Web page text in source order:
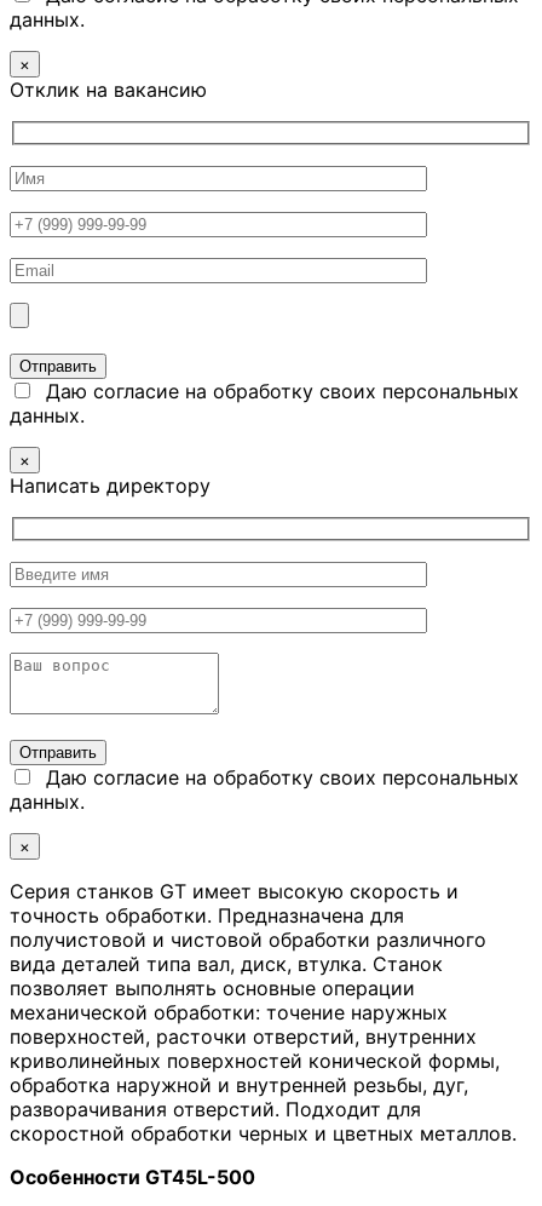
данных.
×
Отклик на вакансию
Даю согласие на обработку своих персональных
данных.
×
Написать директору
Даю согласие на обработку своих персональных
данных.
×
Серия станков GT имеет высокую скорость и
точность обработки. Предназначена для
получистовой и чистовой обработки различного
вида деталей типа вал, диск, втулка. Станок
позволяет выполнять основные операции
механической обработки: точение наружных
поверхностей, расточки отверстий, внутренних
криволинейных поверхностей конической формы,
обработка наружной и внутренней резьбы, дуг,
разворачивания отверстий. Подходит для
скоростной обработки черных и цветных металлов.
Особенности GT45L-500